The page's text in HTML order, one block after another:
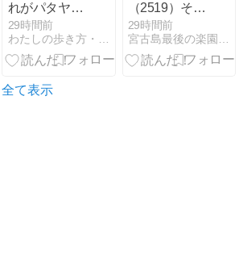
れがパタヤ
だ！～海と夜
の街と夕焼け
とナイトマー
｜2026.6タイ
29時間前
（2519）そし
て今日で81歳
の誕生日で、
青春真っ只中
29時間前
全て表示